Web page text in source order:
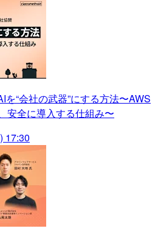
を“会社の武器”にする方法〜AWS
安全に導入する仕組み〜
17:30